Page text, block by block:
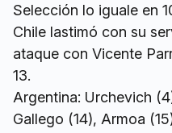
Selección lo iguale en
Chile lastimó con su
ataque con Vicente
13.
Argentina: Urchevich
Gallego (14), Armoa